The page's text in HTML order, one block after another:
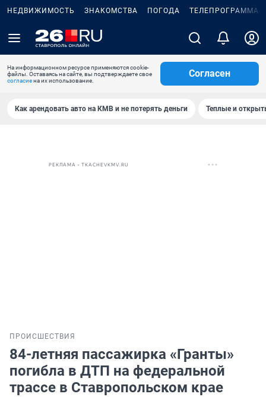
НЕДВИЖИМОСТЬ ЗНАКОМСТВА ПОГОДА ТЕЛЕПРОГРАММА
На информационном ресурсе применяются cookie-
файлы. Оставаясь на сайте, вы подтверждаете свое
согласиена их использование.
Согласен
Как арендовать авто на КМВ и не потерять деньги Теплые и
РЕКЛАМА • TKACHEVKMV.RU
ПРОИСШЕСТВИЯ
84-летняя пассажирка «Гранты»
погибла в ДТП на федеральной
трассе в Ставропольском крае